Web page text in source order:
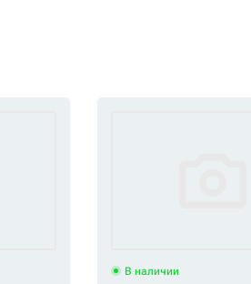
В наличии